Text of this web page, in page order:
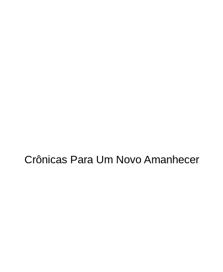
Crônicas Para Um Novo Amanhecer